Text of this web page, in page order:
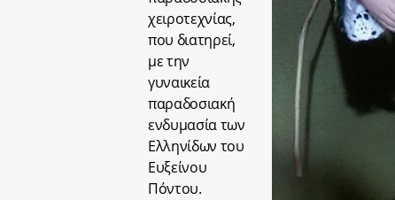
χειροτεχνίας,
που διατηρεί,
με την
γυναικεία
παραδοσιακή
ενδυμασία των
Ελληνίδων του
Ευξείνου
Πόντου.